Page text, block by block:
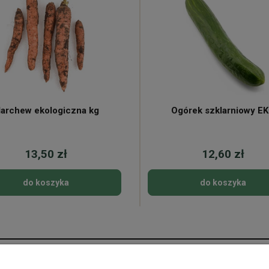
ekologiczna kg
13,50 zł
do koszyka
Ogórek szklarniowy
12,60 zł
do koszyka